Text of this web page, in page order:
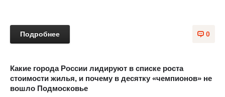
0
Подробнее
Какие города России лидируют в списке роста
стоимости жилья, и почему в десятку «чемпионов» не
вошло Подмосковье